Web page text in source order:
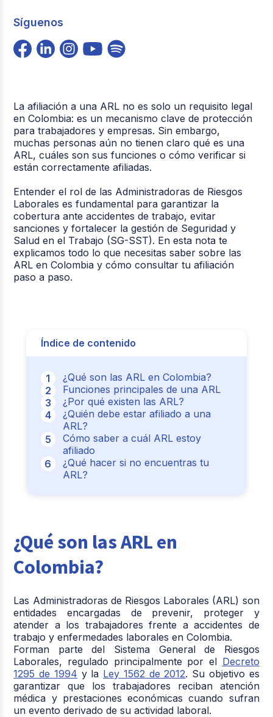
Síguenos
La afiliación a una ARL no es solo un requisito legal
en Colombia: es un mecanismo clave de protección
para trabajadores y empresas. Sin embargo,
muchas personas aún no tienen claro qué es una
ARL, cuáles son sus funciones o cómo verificar si
están correctamente afiliadas.
Entender el rol de las Administradoras de Riesgos
Laborales es fundamental para garantizar la
cobertura ante accidentes de trabajo, evitar
sanciones y fortalecer la gestión de Seguridad y
Salud en el Trabajo (SG-SST). En esta nota te
explicamos todo lo que necesitas saber sobre las
ARL en Colombia y cómo consultar tu afiliación
paso a paso.
Índice de contenido
¿Qué son las ARL en Colombia?
Funciones principales de una ARL
¿Por qué existen las ARL?
¿Quién debe estar afiliado a una
ARL?
Cómo saber a cuál ARL estoy
afiliado
¿Qué hacer si no encuentras tu
ARL?
¿Qué son las ARL en
Colombia?
Las Administradoras de Riesgos Laborales (ARL) son
entidades encargadas de prevenir, proteger y
atender a los trabajadores frente a accidentes de
trabajo y enfermedades laborales en Colombia.
Forman parte del Sistema General de Riesgos
Laborales, regulado principalmente por el Decreto
1295 de 1994 y la Ley 1562 de 2012. Su objetivo es
garantizar que los trabajadores reciban atención
médica y prestaciones económicas cuando sufran
un evento derivado de su actividad laboral.